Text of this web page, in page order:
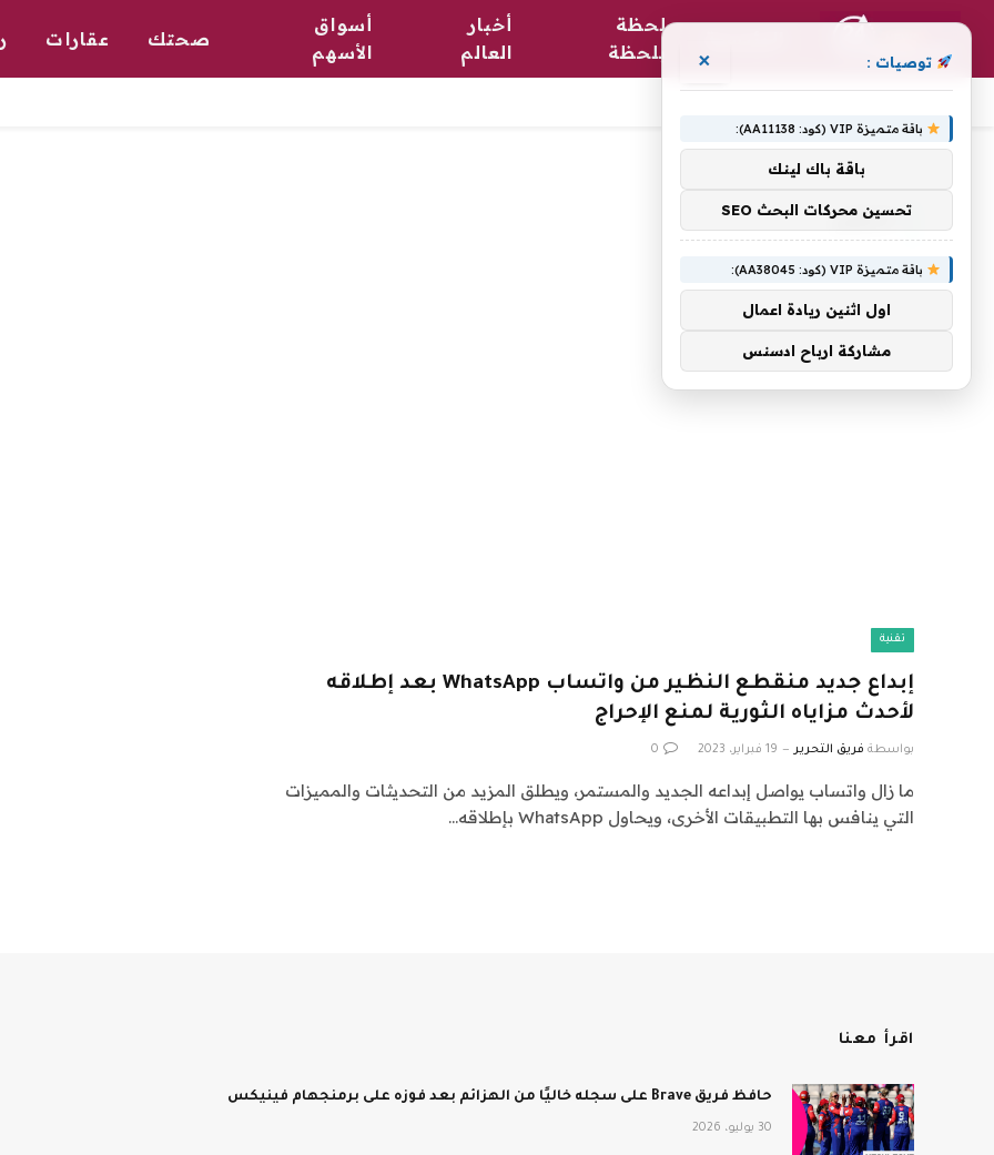
لحظة
بلحظة
أخبار
العالم
أسواق
الأسهم
صحتك عقارات
النظير
تقنية
إبداع جديد منقطع النظير من واتساب WhatsApp بعد إطلاقه
لأحدث مزاياه الثورية لمنع الإحراج
بواسطة فريق التحرير 19 فبراير، 2023 0
ما زال واتساب يواصل إبداعه الجديد والمستمر، ويطلق المزيد من التحديثات والمميزات
التي ينافس بها التطبيقات الأخرى، ويحاول WhatsApp بإطلاقه…
اقرأ معنا
حافظ فريق Brave على سجله خاليًا من الهزائم بعد فوزه على برمنجهام فينيكس
30 يوليو، 2026
توصيات : ×
باقة متميزة VIP (كود: AA11138):
باقة باك لينك
تحسين محركات البحث SEO
باقة متميزة VIP (كود: AA38045):
اول اثنين ريادة اعمال
مشاركة ارباح ادسنس